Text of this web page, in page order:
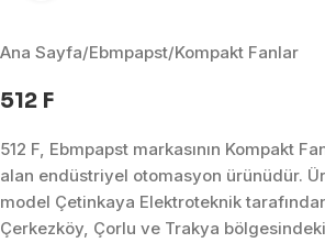
Ana Sayfa/Ebmpapst/Kompakt Fanlar
512 F
512 F, Ebmpapst markasının Kompakt
alan endüstriyel otomasyon ürünüdür.
model Çetinkaya Elektroteknik
Çerkezköy, Çorlu ve Trakya